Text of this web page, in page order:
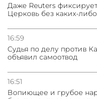
Даже Reuters
Церковь без каких-либо
16:59
Судья по делу против
объявил самоотвод
16:51
Вопиющее и грубое
31.07.2026
погрануправления СНБ